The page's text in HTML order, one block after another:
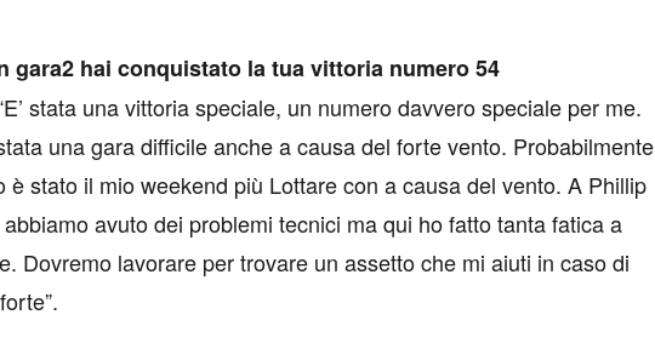
gara2 hai conquistato la tua vittoria numero 54
stata una vittoria speciale, un numero davvero speciale per me.
una gara difficile anche a causa del forte vento. Probabilmente
è stato il mio weekend più Lottare con a causa del vento. A Phillip
avuto dei problemi tecnici ma qui ho fatto tanta fatica a
Dovremo lavorare per trovare un assetto che mi aiuti in caso di